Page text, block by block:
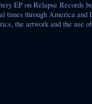
EP on Relapse Records
times through America
the artwork and the use